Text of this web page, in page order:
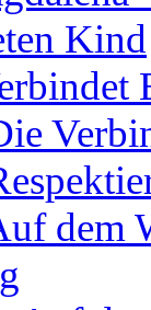
Kind
dem